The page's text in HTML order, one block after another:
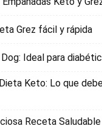
Grez fácil y rápida
Ideal para
Keto: Lo que
Receta